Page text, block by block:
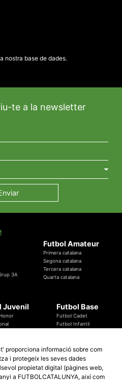
nostra base de dades.
te a la newsletter
3A
Futbol Amateur
Primera catalana
Segona catalana
Tercera catalana
Quarta catalana
Juvenil Futbol Base
Futbol Cadet
Futbol Infantil
Especials
Copa Catalunya Absoluta 2019
proporciona informació sobre com
i protegeix les seves dades
propietat digital (pàgines web,
a FUTBOLCATALUNYA, així com